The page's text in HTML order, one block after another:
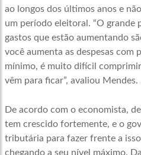
ao longos dos últimos anos e
um período eleitoral. “O grande
gastos que estão aumentando
você aumenta as despesas com
mínimo, é muito difícil comprimir
vêm para ficar”, avaliou Mendes.
De acordo com o economista,
tem crescido fortemente, e o
tributária para fazer frente a
chegando a seu nível máximo.